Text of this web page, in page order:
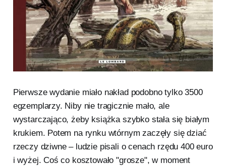
Pierwsze wydanie miało nakład podobno tylko 3500
egzemplarzy. Niby nie tragicznie mało, ale
wystarczająco, żeby książka szybko stała się białym
krukiem. Potem na rynku wtórnym zaczęły się dziać
rzeczy dziwne – ludzie pisali o cenach rzędu 400 euro
i wyżej. Coś co kosztowało "grosze", w moment